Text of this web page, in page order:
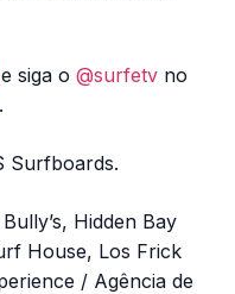
e siga o @surfetv no
Surfboards.
Hidden Bay
House, Los Frick
/ Agência de